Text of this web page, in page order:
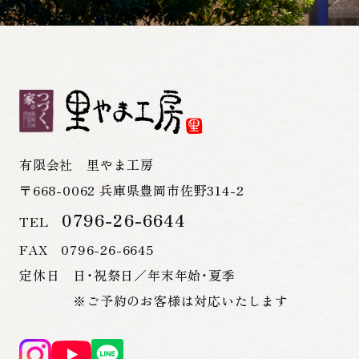
有限会社 里やま工房
〒668-0062 兵庫県豊岡市佐野314-2
TEL 0796-26-6644
FAX 0796-26-6645
定休日 日・祝祭日／年末年始・夏季
※ご予約のお客様は対応いたします